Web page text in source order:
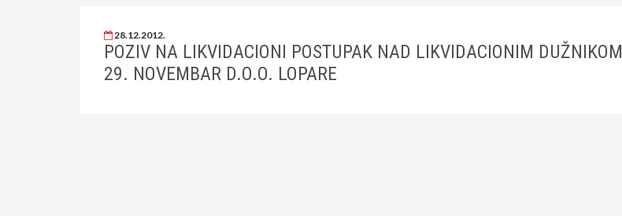
28.12.2012.
POZIV NA LIKVIDACIONI POSTUPAK NAD LIKVIDACIONIM DUŽNIKOM
29. NOVEMBAR D.O.O. LOPARE